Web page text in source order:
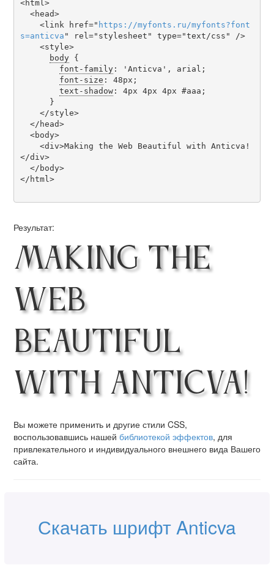
<html>
    <link href="
https ://myfonts . ru/myfonts?font
s=anticva " rel="stylesheet" type="text/css" />
body {
font-family: 'Anticva', arial;
font-size : 48px;
text-shadow: 4px 4px 4px #aaa;
</div>
</html>
Результат:
Making the
Web
Beautiful
with Anticva!
Вы можете применить и другие стили CSS,
воспользовавшись нашей библиотекой эффектов, для
привлекательного и индивидуального внешнего вида Вашего
сайта.
Скачать шрифт Anticva